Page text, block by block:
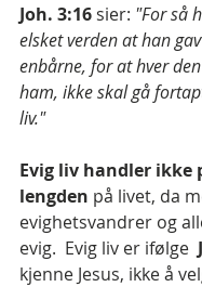
Joh. 3:16 sier: "For så
elsket verden at han
enbårne, for at hver
ham, ikke skal gå
liv."
Evig liv handler
lengden på livet, da
evighetsvandrer og
evig.  Evig liv er ifølge
kjenne Jesus, ikke å